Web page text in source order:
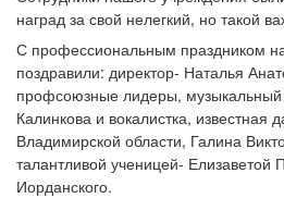
наград за свой нелегкий, но такой
С профессиональным праздником
поздравили: директор- Наталья
профсоюзные лидеры, музыкальный
Калинкова и вокалистка, известная
Владимирской области, Галина
талантливой ученицей-
Иорданского.